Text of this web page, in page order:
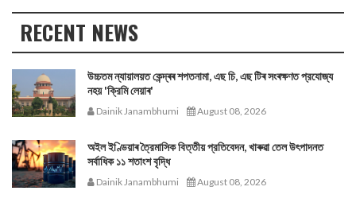
RECENT NEWS
উচ্চতম ন্যায়ালয়ত কেন্দ্ৰৰ শপতনামা, এছ চি, এছ টিৰ সংৰক্ষণত প্রযোজ্য
নহয় 'ক্রিমি লেয়াৰ'
Dainik Janambhumi August 08, 2026
অইল ইণ্ডিয়াৰ ত্রৈমাসিক বিত্তীয় প্রতিবেদন, খাৰুৱা তেল উৎপাদনত
সর্বাধিক ১১ শতাংশ বৃদ্ধি
Dainik Janambhumi August 08, 2026